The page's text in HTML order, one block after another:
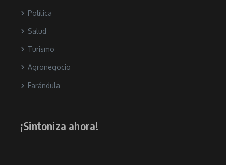
Política
Salud
Turismo
Agronegocio
Farándula
¡Sintoniza ahora!